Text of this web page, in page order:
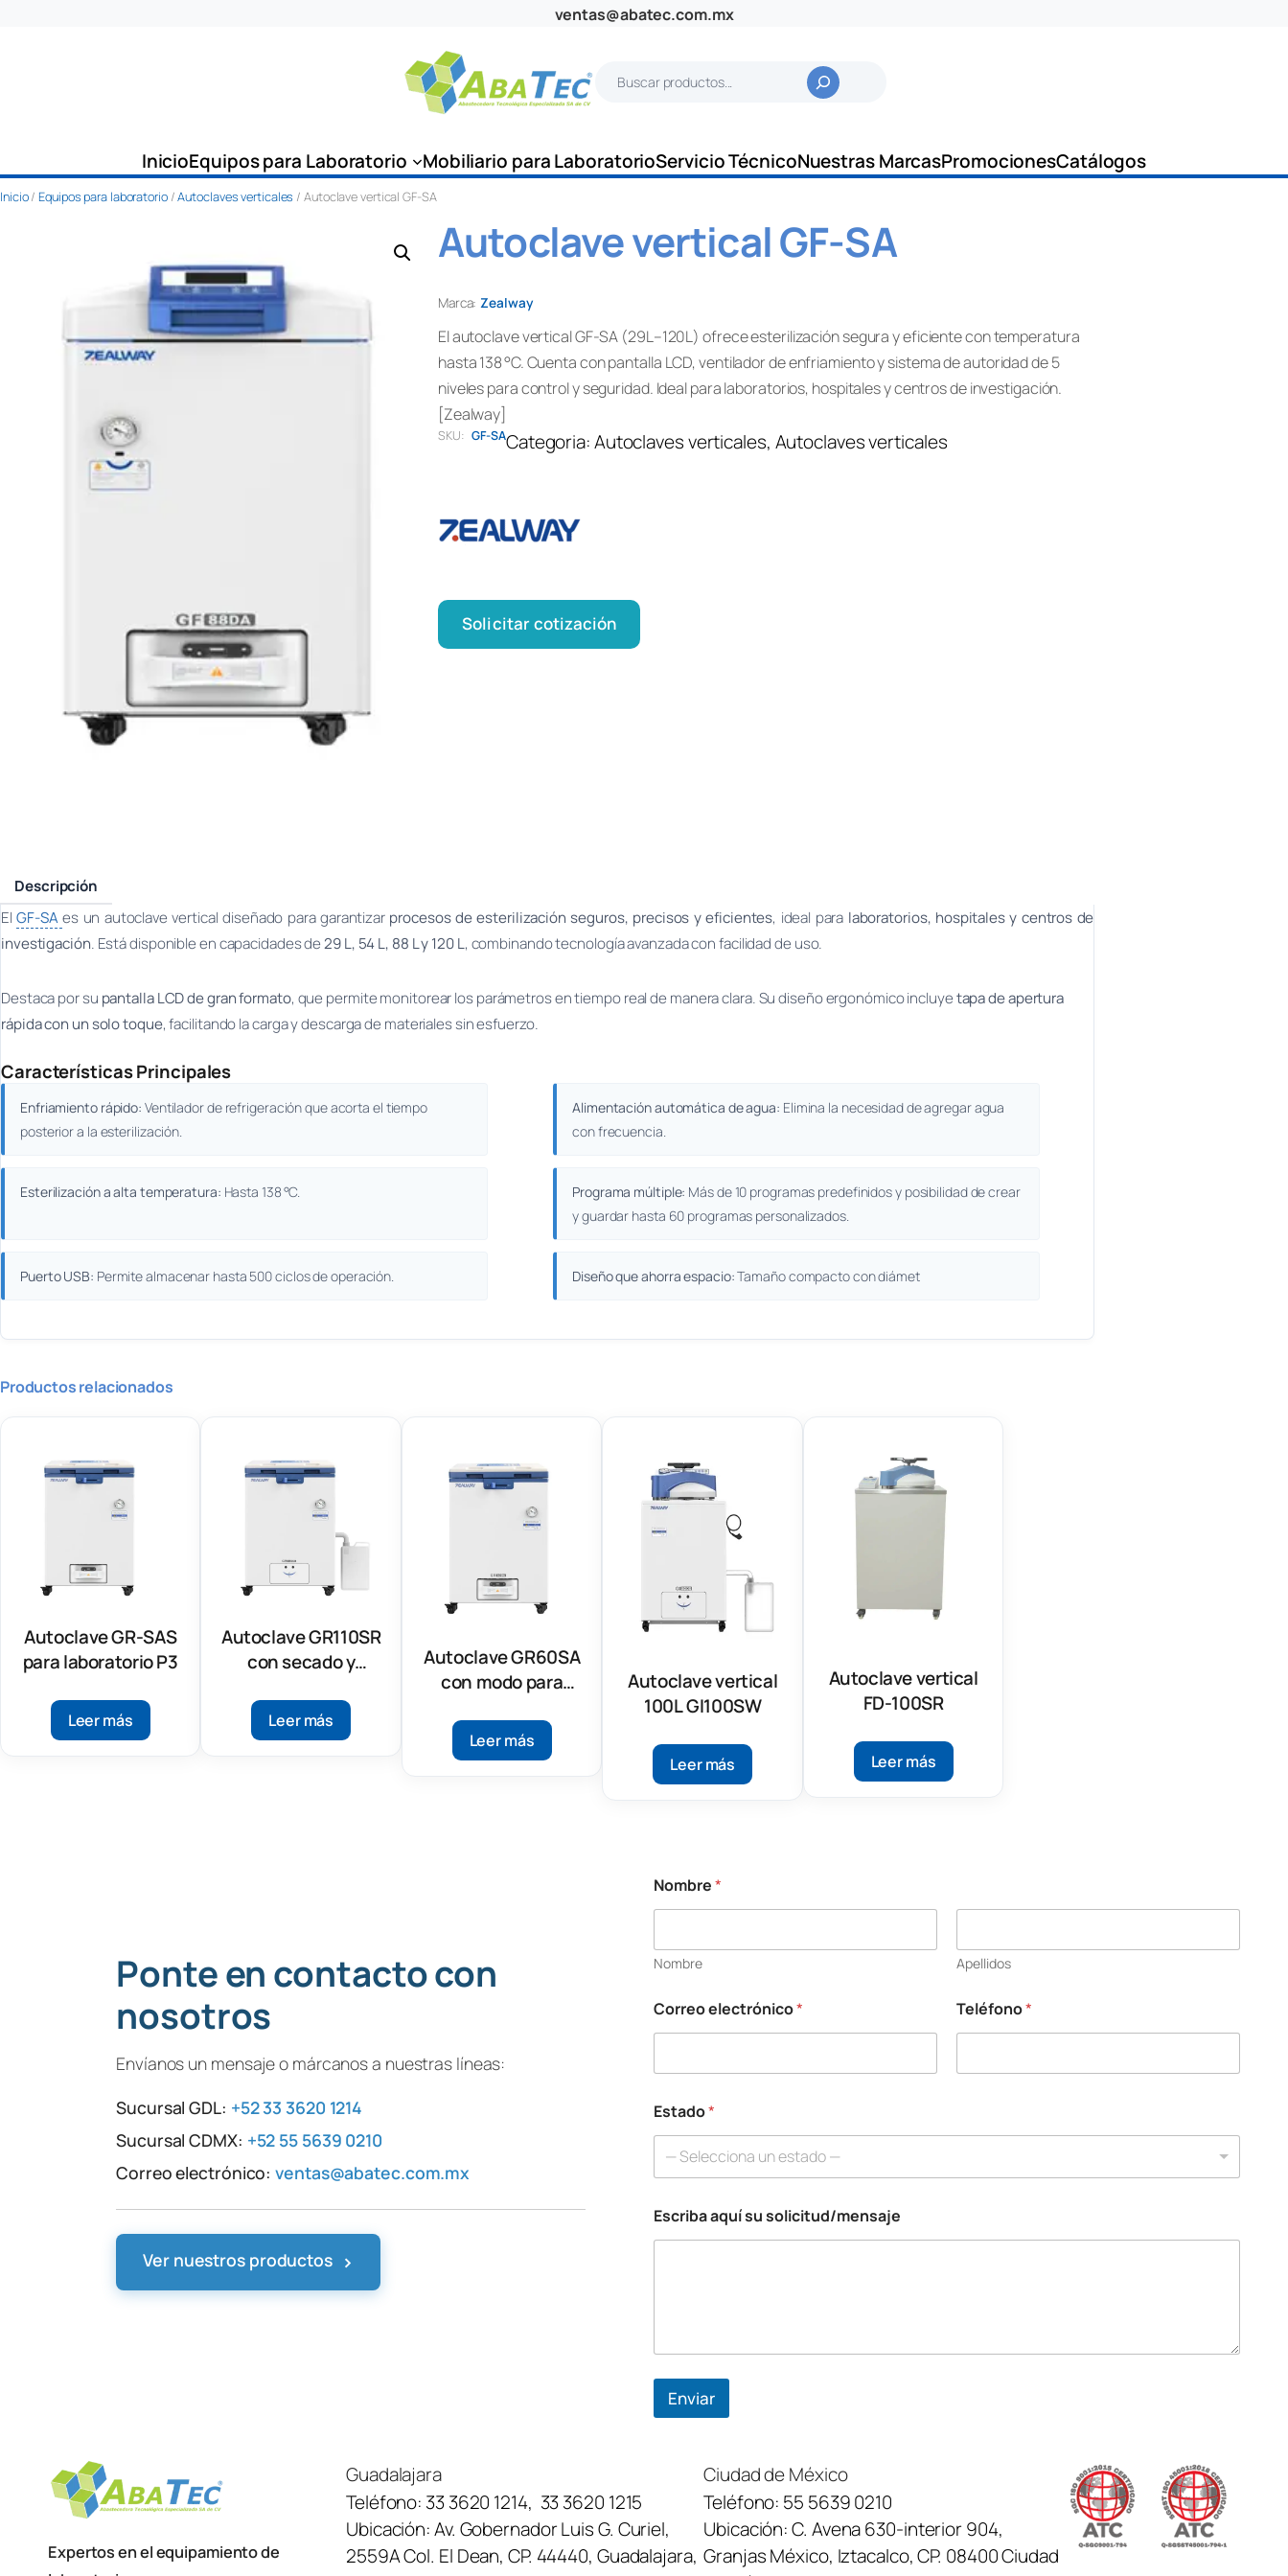
ventas@abatec.com.mx
c
a
InicioEquipos para Laboratorio Mobiliario para LaboratorioServicio TécnicoNuestras MarcasPromocionesCatálogos
Inicio/Equipos para laboratorio/Autoclaves verticales / Autoclave vertical GF-SA
Autoclave vertical GF-SA
Marca: Zealway
El autoclave vertical GF-SA (29L–120L) ofrece esterilización segura y eficiente con temperatura
hasta 138 °C. Cuenta con pantalla LCD, ventilador de enfriamiento y sistema de autoridad de 5
niveles para control y seguridad. Ideal para laboratorios, hospitales y centros de investigación.
[Zealway]
SKU: GF-SACategoria:Autoclaves verticales, Autoclaves verticales
Solicitar cotización
Descripción
ElGF-SA es un autoclave vertical diseñado para garantizar procesos de esterilización seguros, precisos y eficientes, ideal para laboratorios, hospitales y centros de
investigación. Está disponible en capacidades de29 L, 54 L, 88 L y 120 L, combinando tecnología avanzada con facilidad de uso.
Destaca por su pantalla LCD de gran formato, que permite monitorear los parámetros en tiempo real de manera clara. Su diseño ergonómico incluyetapa de apertura
rápida con un solo toque, facilitando la carga y descarga de materiales sin esfuerzo.
Características Principales
Enfriamiento rápido: Ventilador de refrigeración que acorta el tiempo
posterior a la esterilización.
Alimentación automática de agua: Elimina la necesidad de agregar agua
con frecuencia.
Esterilización a alta temperatura: Hasta 138 °C. Programa múltiple: Más de 10 programas predefinidos y posibilidad de crear
y guardar hasta 60 programas personalizados.
Puerto USB: Permite almacenar hasta 500 ciclos de operación. Diseño que ahorra espacio:Tamaño compacto con diámet
Productos relacionados
Autoclave GR-SAS
para laboratorio P3
Leer más
Autoclave GR110SR
con secado y
automática
Leer más
Autoclave GR60SA
con modo para
Leer más
Autoclave vertical
100L GI100SW
Leer más
Autoclave vertical
FD-100SR
Leer más
Ponte en contacto con
nosotros
Envíanos un mensaje o márcanos a nuestras líneas:
Sucursal GDL: +52 33 3620 1214
Sucursal CDMX: +52 55 5639 0210
Correo electrónico:ventas@abatec.com.mx
Ver nuestros productos ›
Nombre*
Nombre Apellidos
Correo electrónico* Teléfono*
Estado*
— Selecciona un estado —
T
e
o
N
Escriba aquí su solicitud/mensaje
Enviar
Expertos en el equipamiento de
Guadalajara
Teléfono: 33 3620 1214, 33 3620 1215
Ubicación:Av. Gobernador Luis G. Curiel,
2559A Col. El Dean, CP. 44440, Guadalajara,
Ciudad de México
Teléfono: 55 5639 0210
Ubicación:C. Avena 630-interior 904,
Granjas México, Iztacalco, CP. 08400 Ciudad